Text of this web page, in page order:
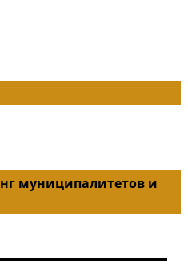
муниципалитетов и